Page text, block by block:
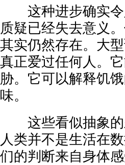
这种进步确实令
质疑已经失去意义
其实仍然存在。大
真正爱过任何人。
胁。它可以解释饥
味。
这些看似抽象的
人类并不是生活在
们的判断来自身体